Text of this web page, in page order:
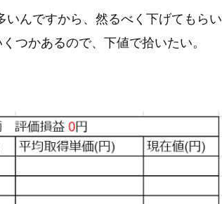
んですから、然るべく下げてもらい
つかあるので、下値で拾いたい。